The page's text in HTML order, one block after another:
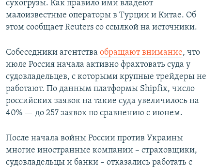
сухогрузы. Как правило ими владеют
малоизвестные операторы в Турции и Китае. Об
этом сообщает Reuters cо ссылкой на источники.
Собеседники агентства обращают внимание, что
июле Россия начала активно фрахтовать суда у
судовладельцев, с которыми крупные трейдеры не
работают. По данным платформы Shipfix, число
российских заявок на такие суда увеличилось на
40% — до 257 заявок по сравнению с июнем.
После начала войны России против Украины
многие иностранные компании – страховщики,
судовладельцы и банки – отказались работать с